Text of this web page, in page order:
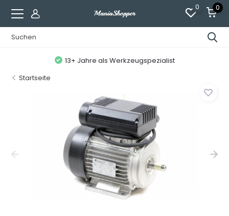
0 0
13+ Jahre als Werkzeugspezialist
Startseite